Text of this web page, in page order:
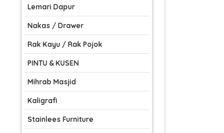
Lemari Dapur
Nakas / Drawer
Rak Kayu / Rak Pojok
PINTU & KUSEN
Mihrab Masjid
Kaligrafi
Stainlees Furniture